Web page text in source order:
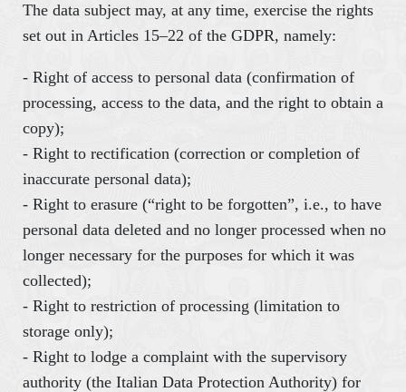
The data subject may, at any time, exercise the rights
set out in Articles 15–22 of the GDPR, namely:
- Right of access to personal data (confirmation of
processing, access to the data, and the right to obtain a
copy);
- Right to rectification (correction or completion of
inaccurate personal data);
- Right to erasure (“right to be forgotten”, i.e., to have
personal data deleted and no longer processed when no
longer necessary for the purposes for which it was
collected);
- Right to restriction of processing (limitation to
storage only);
- Right to lodge a complaint with the supervisory
authority (the Italian Data Protection Authority) for